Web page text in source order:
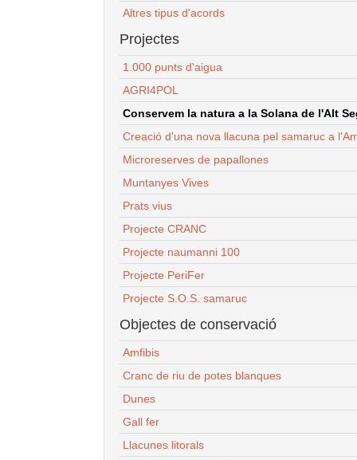
Altres tipus d'acords
Projectes
1.000 punts d'aigua
AGRI4POL
Conservem la natura a la Solana de l'Alt
Creació d'una nova llacuna pel samaruc a
Microreserves de papallones
Muntanyes Vives
Prats vius
Projecte CRANC
Projecte naumanni 100
Projecte PeriFer
Projecte S.O.S. samaruc
Objectes de conservació
Amfibis
Cranc de riu de potes blanques
Dunes
Gall fer
Llacunes litorals